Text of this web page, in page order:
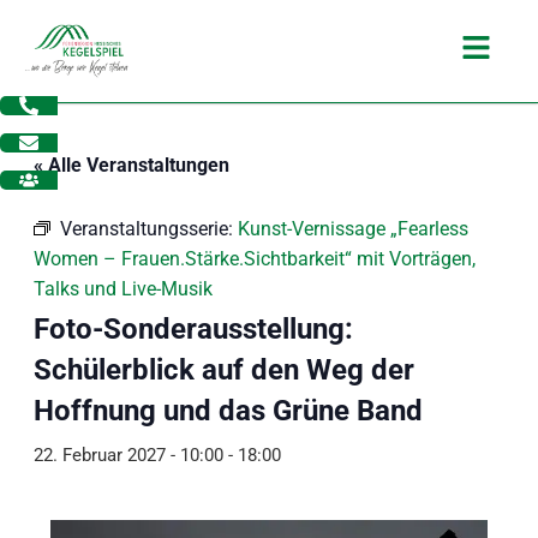
Inhalt
springen
Main
« Alle Veranstaltungen
Veranstaltungsserie: Kunst-Vernissage „Fearless
Women – Frauen.Stärke.Sichtbarkeit“ mit Vorträgen,
Talks und Live-Musik
Foto-Sonderausstellung:
Schülerblick auf den Weg der
Hoffnung und das Grüne Band
22. Februar 2027 - 10:00- 18:00